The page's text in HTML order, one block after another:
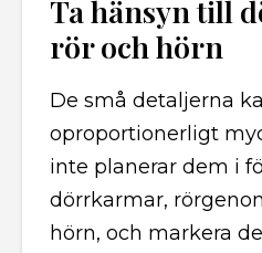
Ta hänsyn till
rör och hörn
De små detaljerna
oproportionerligt
inte planerar dem i
dörrkarmar,
hörn, och markera